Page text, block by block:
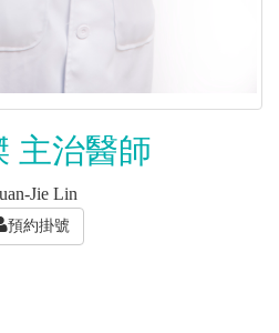
主治醫師
Jie Lin
預約掛號